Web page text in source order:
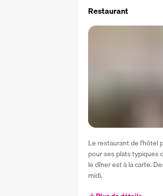
Restaurant
Le restaurant de l'hôtel
pour ses plats typiques
le dîner est à la carte.
midi.